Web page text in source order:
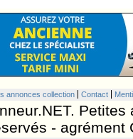
annonces collection Contact
- agrément